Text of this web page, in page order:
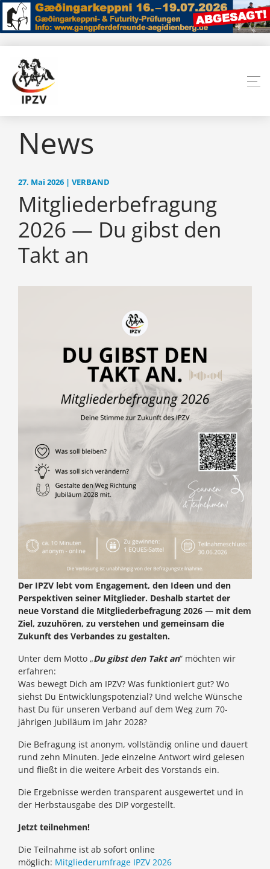
News
27. Mai 2026 | VERBAND
Mitgliederbefragung
2026 — Du gibst den
Takt an
Der IPZV lebt vom Engagement, den Ideen und den
Perspektiven seiner Mitglieder. Deshalb startet der
neue Vorstand die Mitgliederbefragung 2026 — mit dem
Ziel, zuzuhören, zu verstehen und gemeinsam die
Zukunft des Verbandes zu gestalten.
Unter dem Motto „Du gibst den Takt an“ möchten wir
erfahren:
Was bewegt Dich am IPZV? Was funktioniert gut? Wo
siehst Du Entwicklungspotenzial? Und welche Wünsche
hast Du für unseren Verband auf dem Weg zum 70-
jährigen Jubiläum im Jahr 2028?
Die Befragung ist anonym, vollständig online und dauert
rund zehn Minuten. Jede einzelne Antwort wird gelesen
und fließt in die weitere Arbeit des Vorstands ein.
Die Ergebnisse werden transparent ausgewertet und in
der Herbstausgabe des DIP vorgestellt.
Jetzt teilnehmen!
Die Teilnahme ist ab sofort online
möglich: Mitgliederumfrage IPZV 2026